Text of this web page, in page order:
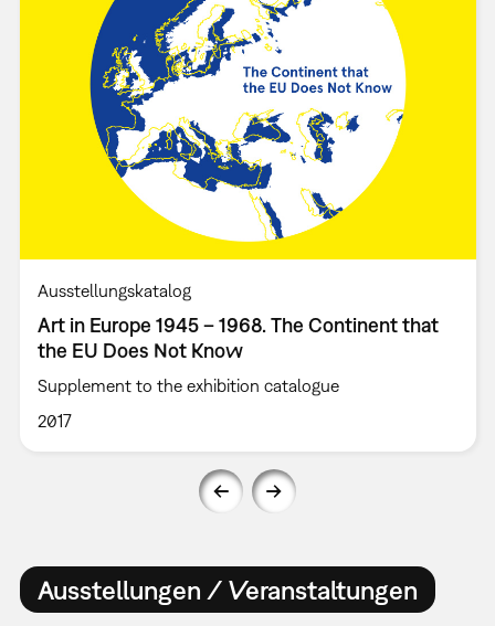
Ausstellungskatalog
Art in Europe 1945 – 1968. The Continent that
the EU Does Not Know
Supplement to the exhibition catalogue
2017
Ausstellungen / Veranstaltungen